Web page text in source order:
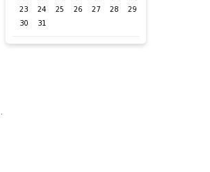
23
24 25 26 27 28
29
30
31